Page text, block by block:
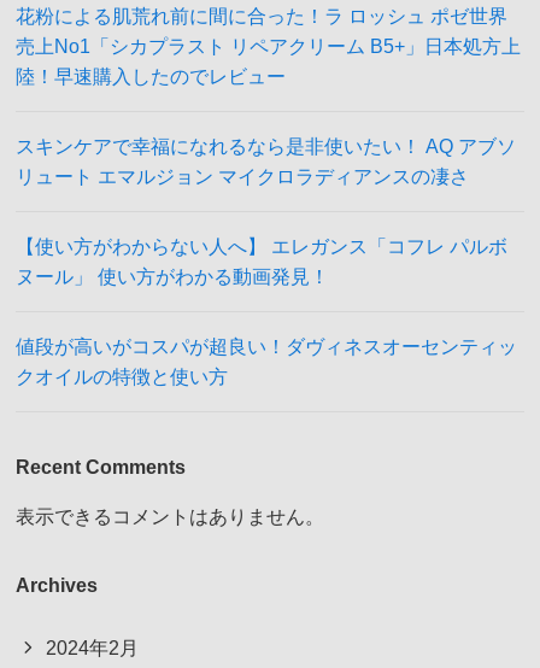
花粉による肌荒れ前に間に合った！ラ ロッシュ ポゼ世界
売上No1「シカプラスト リペアクリーム B5+」日本処方上
陸！早速購入したのでレビュー
スキンケアで幸福になれるなら是非使いたい！ AQ アブソ
リュート エマルジョン マイクロラディアンスの凄さ
【使い方がわからない人へ】 エレガンス「コフレ パルボ
ヌール」 使い方がわかる動画発見！
値段が高いがコスパが超良い！ダヴィネスオーセンティッ
クオイルの特徴と使い方
Recent Comments
表示できるコメントはありません。
Archives
2024年2月